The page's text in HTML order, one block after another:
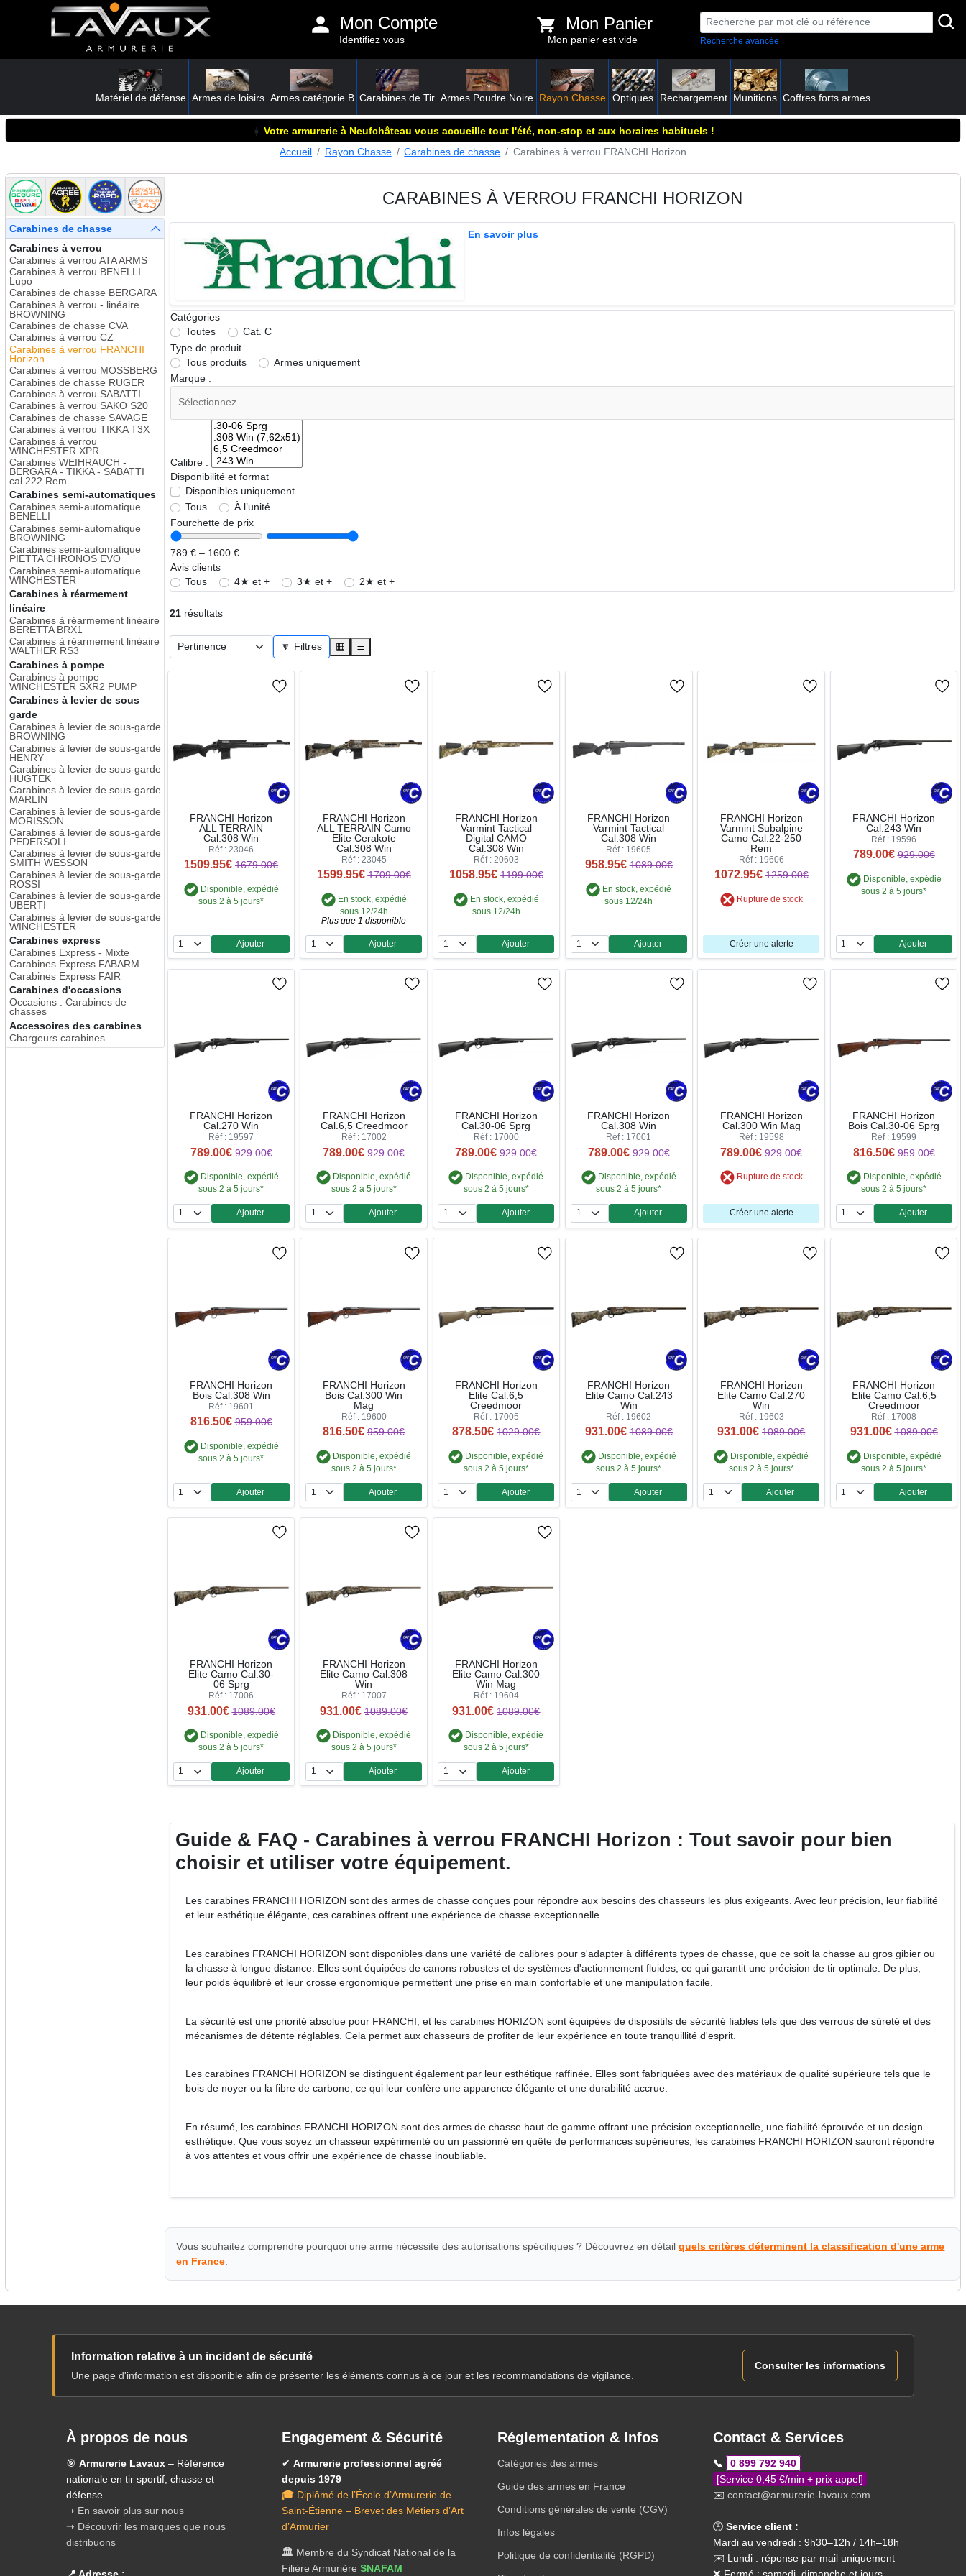
Mon Compte
Identifiez vous
Mon Panier
Mon panier est vide Recherche avancée
Matériel de défense Armes de loisirs Armes catégorie B Carabines de Tir Armes Poudre Noire Rayon Chasse Optiques Rechargement Munitions Coffres forts armes
☀️ Votre armurerie à Neufchâteau vous accueille tout l'été, non-stop et aux horaires habituels !
Accueil
Rayon Chasse Carabines de chasse Carabines à verrou FRANCHI Horizon
Carabines de chasse
Carabines à verrou
Carabines à verrou ATA ARMS
Carabines à verrou BENELLI
Lupo
Carabines de chasse BERGARA
Carabines à verrou - linéaire
BROWNING
Carabines de chasse CVA
Carabines à verrou CZ
Carabines à verrou FRANCHI
Horizon
Carabines à verrou MOSSBERG
Carabines de chasse RUGER
Carabines à verrou SABATTI
Carabines à verrou SAKO S20
Carabines de chasse SAVAGE
Carabines à verrou TIKKA T3X
Carabines à verrou
WINCHESTER XPR
Carabines WEIHRAUCH -
BERGARA - TIKKA - SABATTI
cal.222 Rem
Carabines semi-automatiques
Carabines semi-automatique
BENELLI
Carabines semi-automatique
BROWNING
Carabines semi-automatique
PIETTA CHRONOS EVO
Carabines semi-automatique
WINCHESTER
Carabines à réarmement
linéaire
Carabines à réarmement linéaire
BERETTA BRX1
Carabines à réarmement linéaire
WALTHER RS3
Carabines à pompe
Carabines à pompe
WINCHESTER SXR2 PUMP
Carabines à levier de sous
garde
Carabines à levier de sous-garde
BROWNING
Carabines à levier de sous-garde
HENRY
Carabines à levier de sous-garde
HUGTEK
Carabines à levier de sous-garde
MARLIN
Carabines à levier de sous-garde
MORISSON
Carabines à levier de sous-garde
PEDERSOLI
Carabines à levier de sous-garde
SMITH WESSON
Carabines à levier de sous-garde
ROSSI
Carabines à levier de sous-garde
UBERTI
Carabines à levier de sous-garde
WINCHESTER
Carabines express
Carabines Express - Mixte
Carabines Express FABARM
Carabines Express FAIR
Carabines d'occasions
Occasions : Carabines de
chasses
Accessoires des carabines
Chargeurs carabines
CARABINES À VERROU FRANCHI HORIZON
En savoir plus
Catégories
Toutes
Cat. C
Type de produit
Tous produits
Armes uniquement
Marque :
Calibre :
Disponibilité et format
Disponibles uniquement
Tous
À l’unité
Fourchette de prix
789 € – 1600 €
Avis clients
Tous
4★ et + 3★ et + 2★ et +
21 résultats
🔽 Filtres ▦ ≣
FRANCHI Horizon
ALL TERRAIN
Cal.308 Win
Réf : 23046
1509.95€ 1679.00€
Disponible, expédié
sous 2 à 5 jours*
Quantité
Ajouter
FRANCHI Horizon
ALL TERRAIN Camo
Elite Cerakote
Cal.308 Win
Réf : 23045
1599.95€ 1709.00€
En stock, expédié
sous 12/24h
Plus que 1 disponible
Quantité
Ajouter
FRANCHI Horizon
Varmint Tactical
Digital CAMO
Cal.308 Win
Réf : 20603
1058.95€ 1199.00€
En stock, expédié
sous 12/24h
Quantité
Ajouter
FRANCHI Horizon
Varmint Tactical
Cal.308 Win
Réf : 19605
958.95€ 1089.00€
En stock, expédié
sous 12/24h
Quantité
Ajouter
FRANCHI Horizon
Varmint Subalpine
Camo Cal.22-250
Rem
Réf : 19606
1072.95€ 1259.00€
Rupture de stock
Créer une alerte
FRANCHI Horizon
Cal.243 Win
Réf : 19596
789.00€ 929.00€
Disponible, expédié
sous 2 à 5 jours*
Quantité
Ajouter
FRANCHI Horizon
Cal.270 Win
Réf : 19597
789.00€ 929.00€
Disponible, expédié
sous 2 à 5 jours*
Quantité
Ajouter
FRANCHI Horizon
Cal.6,5 Creedmoor
Réf : 17002
789.00€ 929.00€
Disponible, expédié
sous 2 à 5 jours*
Quantité
Ajouter
FRANCHI Horizon
Cal.30-06 Sprg
Réf : 17000
789.00€ 929.00€
Disponible, expédié
sous 2 à 5 jours*
Quantité
Ajouter
FRANCHI Horizon
Cal.308 Win
Réf : 17001
789.00€ 929.00€
Disponible, expédié
sous 2 à 5 jours*
Quantité
Ajouter
FRANCHI Horizon
Cal.300 Win Mag
Réf : 19598
789.00€ 929.00€
Rupture de stock
Créer une alerte
FRANCHI Horizon
Bois Cal.30-06 Sprg
Réf : 19599
816.50€ 959.00€
Disponible, expédié
sous 2 à 5 jours*
Quantité
Ajouter
FRANCHI Horizon
Bois Cal.308 Win
Réf : 19601
816.50€ 959.00€
Disponible, expédié
sous 2 à 5 jours*
Quantité
Ajouter
FRANCHI Horizon
Bois Cal.300 Win
Mag
Réf : 19600
816.50€ 959.00€
Disponible, expédié
sous 2 à 5 jours*
Quantité
Ajouter
FRANCHI Horizon
Elite Cal.6,5
Creedmoor
Réf : 17005
878.50€ 1029.00€
Disponible, expédié
sous 2 à 5 jours*
Quantité
Ajouter
FRANCHI Horizon
Elite Camo Cal.243
Win
Réf : 19602
931.00€ 1089.00€
Disponible, expédié
sous 2 à 5 jours*
Quantité
Ajouter
FRANCHI Horizon
Elite Camo Cal.270
Win
Réf : 19603
931.00€ 1089.00€
Disponible, expédié
sous 2 à 5 jours*
Quantité
Ajouter
FRANCHI Horizon
Elite Camo Cal.6,5
Creedmoor
Réf : 17008
931.00€ 1089.00€
Disponible, expédié
sous 2 à 5 jours*
Quantité
Ajouter
FRANCHI Horizon
Elite Camo Cal.30-
06 Sprg
Réf : 17006
931.00€ 1089.00€
Disponible, expédié
sous 2 à 5 jours*
Quantité
Ajouter
FRANCHI Horizon
Elite Camo Cal.308
Win
Réf : 17007
931.00€ 1089.00€
Disponible, expédié
sous 2 à 5 jours*
Quantité
Ajouter
FRANCHI Horizon
Elite Camo Cal.300
Win Mag
Réf : 19604
931.00€ 1089.00€
Disponible, expédié
sous 2 à 5 jours*
Quantité
Ajouter
Guide & FAQ - Carabines à verrou FRANCHI Horizon : Tout savoir pour bien
choisir et utiliser votre équipement.
Les carabines FRANCHI HORIZON sont des armes de chasse conçues pour répondre aux besoins des chasseurs les plus exigeants. Avec leur précision, leur fiabilité
et leur esthétique élégante, ces carabines offrent une expérience de chasse exceptionnelle.
Les carabines FRANCHI HORIZON sont disponibles dans une variété de calibres pour s'adapter à différents types de chasse, que ce soit la chasse au gros gibier ou
la chasse à longue distance. Elles sont équipées de canons robustes et de systèmes d'actionnement fluides, ce qui garantit une précision de tir optimale. De plus,
leur poids équilibré et leur crosse ergonomique permettent une prise en main confortable et une manipulation facile.
La sécurité est une priorité absolue pour FRANCHI, et les carabines HORIZON sont équipées de dispositifs de sécurité fiables tels que des verrous de sûreté et des
mécanismes de détente réglables. Cela permet aux chasseurs de profiter de leur expérience en toute tranquillité d'esprit.
Les carabines FRANCHI HORIZON se distinguent également par leur esthétique raffinée. Elles sont fabriquées avec des matériaux de qualité supérieure tels que le
bois de noyer ou la fibre de carbone, ce qui leur confère une apparence élégante et une durabilité accrue.
En résumé, les carabines FRANCHI HORIZON sont des armes de chasse haut de gamme offrant une précision exceptionnelle, une fiabilité éprouvée et un design
esthétique. Que vous soyez un chasseur expérimenté ou un passionné en quête de performances supérieures, les carabines FRANCHI HORIZON sauront répondre
à vos attentes et vous offrir une expérience de chasse inoubliable.
Vous souhaitez comprendre pourquoi une arme nécessite des autorisations spécifiques ? Découvrez en détailquels critères déterminent la classification d'une arme
en France
Information relative à un incident de sécurité
Une page d'information est disponible afin de présenter les éléments connus à ce jour et les recommandations de vigilance.
Consulter les informations
À propos de nous
🎯 Armurerie Lavaux – Référence
nationale en tir sportif, chasse et
défense.
➝ En savoir plus sur nous
➝ Découvrir les marques que nous
distribuons
Engagement & Sécurité
✔ Armurerie professionnel agréé
depuis 1979
🎓 Diplômé de l’École d’Armurerie de
Saint-Étienne – Brevet des Métiers d’Art
d’Armurier
🏛️ Membre du Syndicat National de la
Filière Armurière SNAFAM
Réglementation & Infos
Catégories des armes
Guide des armes en France
Conditions générales de vente (CGV)
Infos légales
Politique de confidentialité (RGPD)
Contact & Services
📞
0 899 792 940
[Service 0,45 €/min + prix appel]
✉️ contact@armurerie-lavaux.com
🕒 Service client :
Mardi au vendredi : 9h30–12h / 14h–18h
✉️ Lundi : réponse par mail uniquement